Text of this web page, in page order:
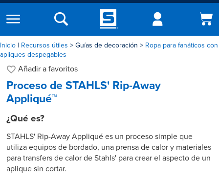
Inicio | Recursos útiles Guías de decoración
Ropa para fanáticos con
apliques despegables
Añadir afavoritos
Proceso de STAHLS' Rip-Away
Appliqué™
¿Qué es?
STAHLS' Rip-Away Appliqué es un proceso simple que
utiliza equipos de bordado, una prensa de calor y materiales
para transfers de calor de Stahls' para crear el aspecto de un
aplique sin cortar.